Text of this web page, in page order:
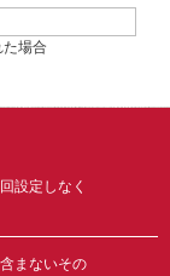
場合
設定しなく
まないその